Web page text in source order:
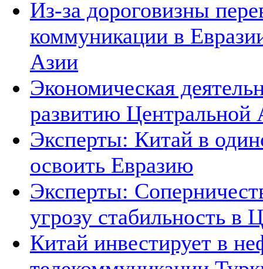
Из-за дороговизны
коммуникации в
Азии
Экономическая
развитию Центральной
Эксперты: Китай в
освоить Евразию
Эксперты:
угрозу стабильность в
Китай инвестирует в